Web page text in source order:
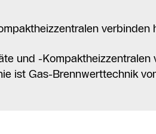
verbinden
und -
ist Gas-Brennwerttechnik